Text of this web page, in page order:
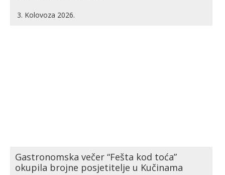
3. Kolovoza 2026.
Gastronomska večer “Fešta kod toća”
okupila brojne posjetitelje u Kučinama